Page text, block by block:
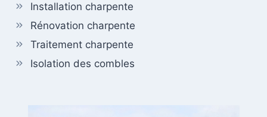
Installation charpente
Rénovation charpente
Traitement charpente
Isolation des combles